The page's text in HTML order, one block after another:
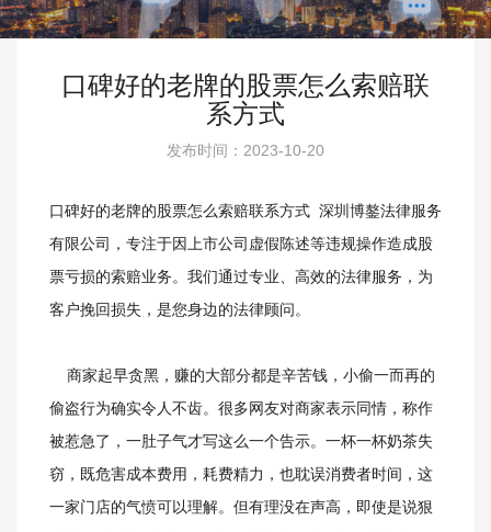
口碑好的老牌的股票怎么索赔联
系方式
发布时间：2023-10-20
口碑好的老牌的股票怎么索赔联系方式 深圳博鏊法律服务
有限公司，专注于因上市公司虚假陈述等违规操作造成股
票亏损的索赔业务。我们通过专业、高效的法律服务，为
客户挽回损失，是您身边的法律顾问。
商家起早贪黑，赚的大部分都是辛苦钱，小偷一而再的
偷盗行为确实令人不齿。很多网友对商家表示同情，称作
被惹急了，一肚子气才写这么一个告示。一杯一杯奶茶失
窃，既危害成本费用，耗费精力，也耽误消费者时间，这
一家门店的气愤可以理解。但有理没在声高，即使是说狠